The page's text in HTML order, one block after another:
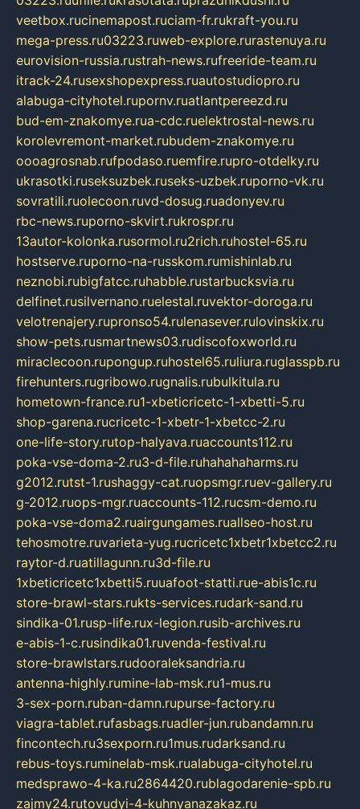
veetbox.rucinemapost.ruciam-fr.rukraft-you.ru
mega-press.ru03223.ruweb-explore.rurastenuya.ru
eurovision-russia.rustrah-news.rufreeride-team.ru
itrack-24.rusexshopexpress.ruautostudiopro.ru
alabuga-cityhotel.rupornv.ruatlantpereezd.ru
bud-em-znakomye.rua-cdc.ruelektrostal-news.ru
korolevremont-market.rubudem-znakomye.ru
oooagrosnab.rufpodaso.ruemfire.rupro-otdelky.ru
ukrasotki.ruseksuzbek.ruseks-uzbek.ruporno-vk.ru
sovratili.ruolecoon.ruvd-dosug.ruadonyev.ru
rbc-news.ruporno-skvirt.rukrospr.ru
13autor-kolonka.rusormol.ru2rich.ruhostel-65.ru
hostserve.ruporno-na-russkom.rumishinlab.ru
neznobi.rubigfatcc.ruhabble.rustarbucksvia.ru
delfinet.rusilvernano.ruelestal.ruvektor-doroga.ru
velotrenajery.rupronso54.rulenasever.rulovinskix.ru
show-pets.rusmartnews03.rudiscofoxworld.ru
miraclecoon.rupongup.ruhostel65.ruliura.ruglasspb.ru
firehunters.rugribowo.rugnalis.rubulkitula.ru
hometown-france.ru1-xbeticricetc-1-xbetti-5.ru
shop-garena.rucricetc-1-xbetr-1-xbetcc-2.ru
one-life-story.rutop-halyava.ruaccounts112.ru
poka-vse-doma-2.ru3-d-file.ruhahahaharms.ru
g2012.rutst-1.rushaggy-cat.ruopsmgr.ruev-gallery.ru
g-2012.ruops-mgr.ruaccounts-112.rucsm-demo.ru
poka-vse-doma2.ruairgungames.ruallseo-host.ru
tehosmotre.ruvarieta-yug.rucricetc1xbetr1xbetcc2.ru
raytor-d.ruatillagunn.ru3d-file.ru
1xbeticricetc1xbetti5.ruuafoot-statti.rue-abis1c.ru
store-brawl-stars.rukts-services.rudark-sand.ru
sindika-01.rusp-life.rux-legion.rusib-archives.ru
e-abis-1-c.rusindika01.ruvenda-festival.ru
store-brawlstars.rudooraleksandria.ru
antenna-highly.rumine-lab-msk.ru1-mus.ru
3-sex-porn.ruban-damn.rupurse-factory.ru
viagra-tablet.rufasbags.ruadler-jun.rubandamn.ru
fincontech.ru3sexporn.ru1mus.rudarksand.ru
rebus-toys.ruminelab-msk.rualabuga-cityhotel.ru
medsprawo-4-ka.ru2864420.rublagodarenie-spb.ru
zajmy24.rutovudyi-4-kuhnyanazakaz.ru